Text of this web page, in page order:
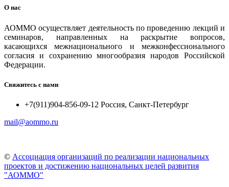
О нас
АОММО осуществляет деятельность по проведению лекций и
семинаров, направленных на раскрытие вопросов,
касающихся межнационального и межконфессионального
согласия и сохранению многообразия народов Российской
Федерации.
Свяжитесь с нами
+7(911)904-856-09-12 Россия, Санкт-Петербург
mail@aommo.ru
© Ассоциация организаций по реализации национальных
проектов и достижению национальных целей развития
"АОММО"